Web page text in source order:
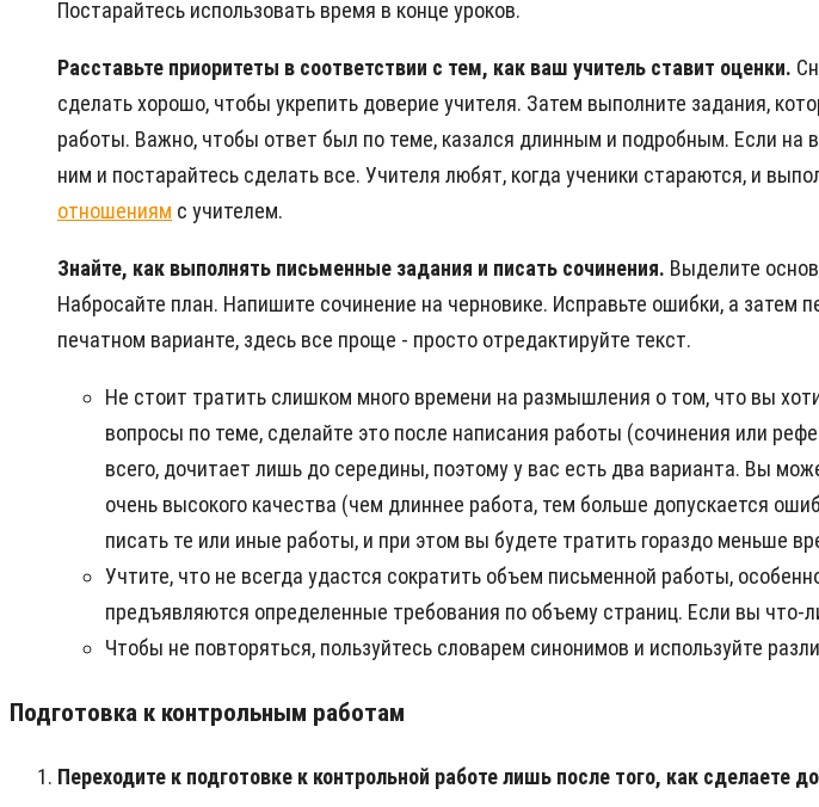
Постарайтесь использовать время в конце уроков.
Расставьте приоритеты в соответствии с тем, как ваш учитель ставит оценки.
сделать хорошо, чтобы укрепить доверие учителя. Затем выполните задания,
работы. Важно, чтобы ответ был по теме, казался длинным и подробным. Если на
ним и постарайтесь сделать все. Учителя любят, когда ученики стараются, и
отношениям с учителем.
Знайте, как выполнять письменные задания и писать сочинения. Выделите
Набросайте план. Напишите сочинение на черновике. Исправьте ошибки, а
печатном варианте, здесь все проще - просто отредактируйте текст.
Не стоит тратить слишком много времени на размышления о том, что вы
вопросы по теме, сделайте это после написания работы (сочинения или
всего, дочитает лишь до середины, поэтому у вас есть два варианта. Вы
очень высокого качества (чем длиннее работа, тем больше допускается
писать те или иные работы, и при этом вы будете тратить гораздо меньше
Учтите, что не всегда удастся сократить объем письменной работы,
предъявляются определенные требования по объему страниц. Если вы что-
Чтобы не повторяться, пользуйтесь словарем синонимов и используйте
Подготовка к контрольным работам
Переходите к подготовке к контрольной работе лишь после того, как сделаете